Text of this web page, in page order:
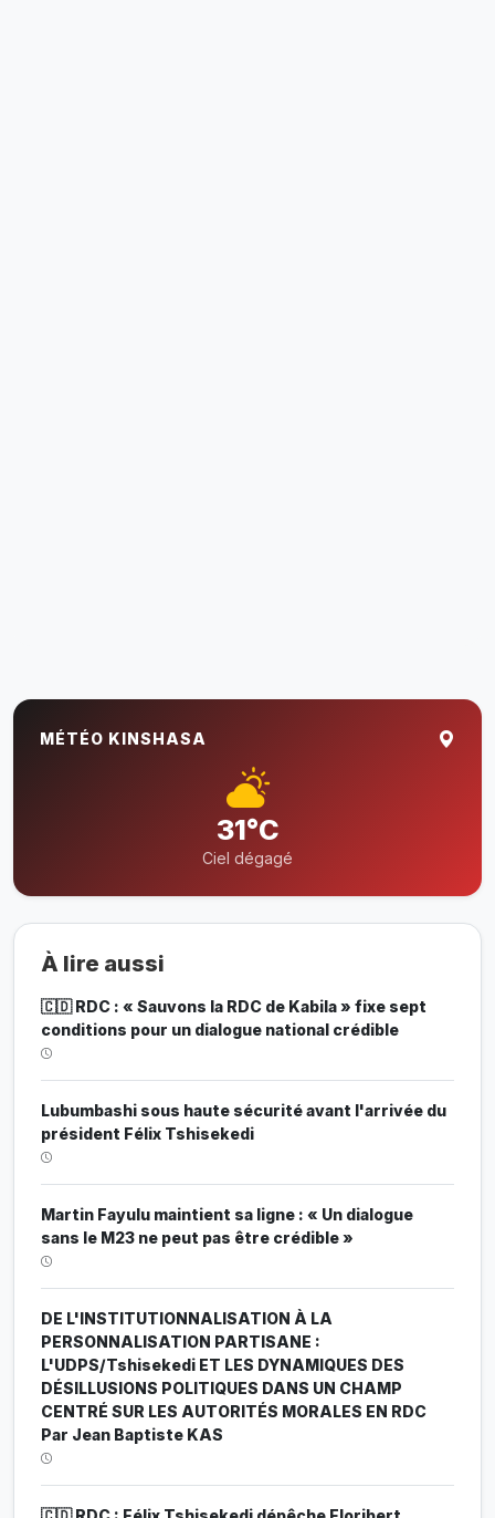
MÉTÉO KINSHASA
31°C
Ciel dégagé
À lire aussi
🇨🇩 RDC : « Sauvons la RDC de Kabila » fixe sept
conditions pour un dialogue national crédible
Lubumbashi sous haute sécurité avant l'arrivée du
président Félix Tshisekedi
Martin Fayulu maintient sa ligne : « Un dialogue
sans le M23 ne peut pas être crédible »
DE L'INSTITUTIONNALISATION À LA
PERSONNALISATION PARTISANE :
L'UDPS/Tshisekedi ET LES DYNAMIQUES DES
DÉSILLUSIONS POLITIQUES DANS UN CHAMP
CENTRÉ SUR LES AUTORITÉS MORALES EN RDC
Par Jean Baptiste KAS